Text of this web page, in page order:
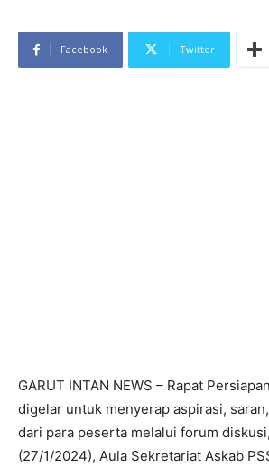
Facebook Twitter
GARUT INTAN NEWS – Rapat
digelar untuk menyerap aspirasi,
dari para peserta melalui forum
(27/1/2024), Aula Sekretariat Askab